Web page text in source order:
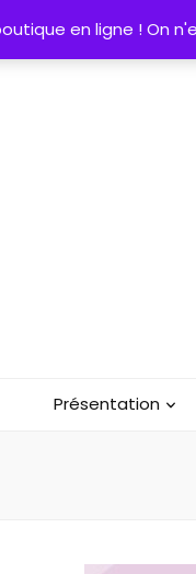
en ligne ! On
Présentation